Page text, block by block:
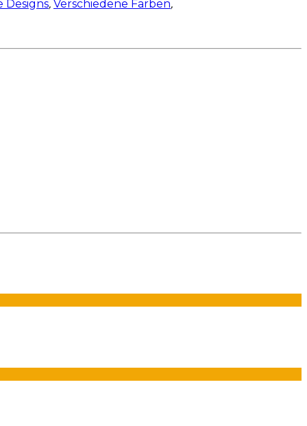
Designs, Verschiedene Farben,